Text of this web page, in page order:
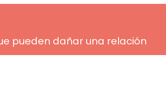
pueden dañar una relación